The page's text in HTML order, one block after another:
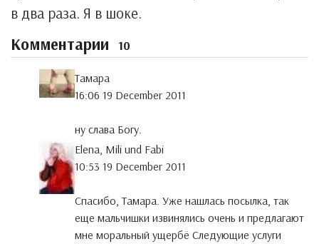
в два раза. Я в шоке.
Комментарии 10
Тамара
16:06 19 December 2011
ну слава Богу.
Elena, Mili und Fabi
10:53 19 December 2011
Спасибо, Тамара. Уже нашлась посылка, так
еще мальчишки извинялись очень и предлагают
мне моральный ущербё Следующие услуги